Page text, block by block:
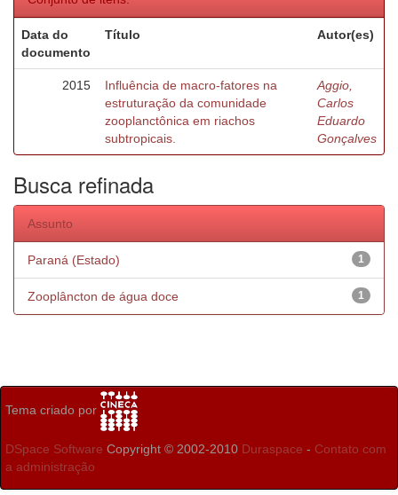
Data do
documento
Título Autor(es)
2015
Influência de macro-fatores na
estruturação da comunidade
zooplanctônica em riachos
subtropicais.
Aggio,
Carlos
Eduardo
Gonçalves
Busca refinada
Assunto
1
Paraná (Estado)
1
Zooplâncton de água doce
Tema criado por
DSpace Software Copyright © 2002-2010 Duraspace - Contato com
a administração